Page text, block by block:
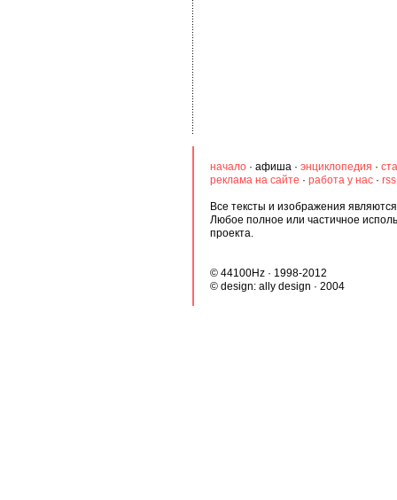
начало · афиша · энциклопедия ·
реклама на сайте · работа у нас ·
Все тексты и изображения
Любое полное или частичное
проекта.
© 44100Hz · 1998-2012
© design: ally design · 2004